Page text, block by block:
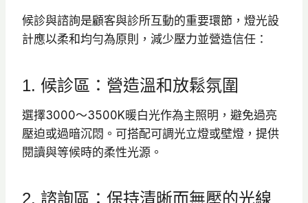
候診與諮詢是顧客與診所互動的重要環節，燈光設
計應以柔和均勻為原則，減少壓力並營造信任：
1. 候診區：營造溫和放鬆氛圍
選擇3000～3500K暖白光作為主照明，避免過亮
壓迫或過暗沉悶。可搭配可調光立燈或壁燈，提供
閱讀與等候時的柔性光源。
2. 諮詢區：保持清晰而無壓的光線